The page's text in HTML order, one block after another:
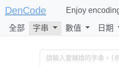
DenCode Enjoy
全部 字串 數值 日期